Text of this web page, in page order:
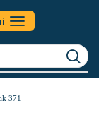
371